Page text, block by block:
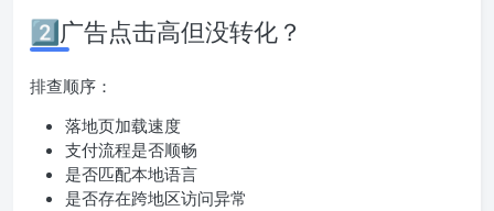
2️⃣广告点击高但没转化？
排查顺序：
落地页加载速度
支付流程是否顺畅
是否匹配本地语言
是否存在跨地区访问异常